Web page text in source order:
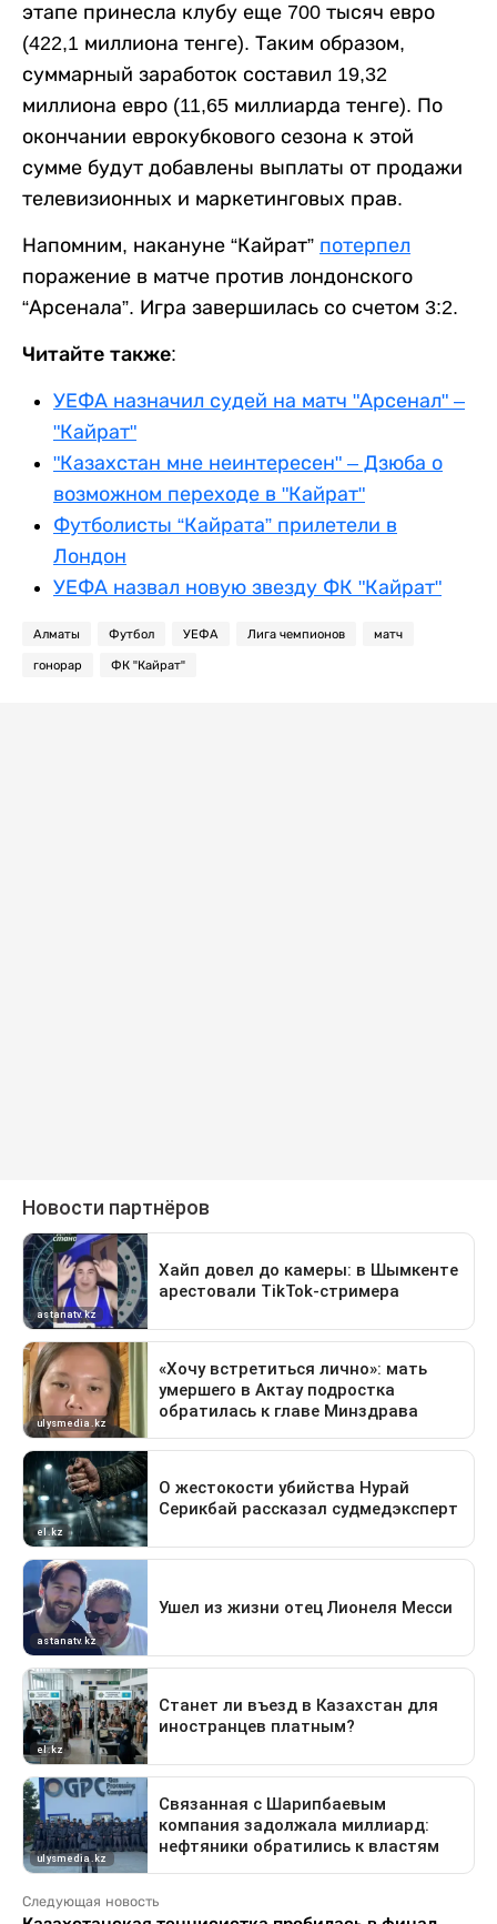
этапе принесла клубу еще 700 тысяч евро
(422,1 миллиона тенге). Таким образом,
суммарный заработок составил 19,32
миллиона евро (11,65 миллиарда тенге). По
окончании еврокубкового сезона к этой
сумме будут добавлены выплаты от продажи
телевизионных и маркетинговых прав.
Напомним, накануне “Кайрат” потерпел
поражение в матче против лондонского
“Арсенала”. Игра завершилась со счетом 3:2.
Читайте также:
УЕФА назначил судей на матч "Арсенал" –
"Кайрат"
"Казахстан мне неинтересен" – Дзюба о
возможном переходе в "Кайрат"
Футболисты “Кайрата” прилетели в
Лондон
УЕФА назвал новую звезду ФК "Кайрат"
Алматы Футбол УЕФА Лига чемпионов матч
гонорар ФК "Кайрат"
Следующая новость